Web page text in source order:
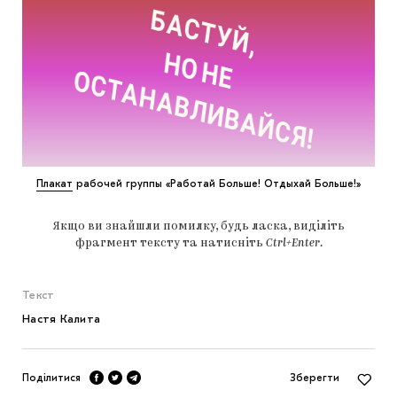
Плакат рабочей группы «Работай Больше! Отдыхай Больше!»
Якщо ви знайшли помилку, будь ласка, виділіть
фрагмент тексту та натисніть Ctrl+Enter.
Текст
Настя Калита
Поділитися Зберегти